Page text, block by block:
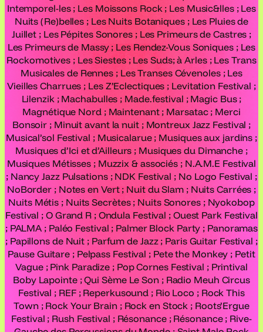
Intemporel-les ; Les Moissons Rock ; Les Music&lles ; Les
Nuits (Re)belles ; Les Nuits Botaniques ; Les Pluies de
Juillet ; Les Pépites Sonores ; Les Primeurs de Castres ;
Les Primeurs de Massy ; Les Rendez-Vous Soniques ; Les
Rockomotives ; Les Siestes ; Les Suds; à Arles ; Les Trans
Musicales de Rennes ; Les Transes Cévenoles ; Les
Vieilles Charrues ; Les Z’Eclectiques ; Levitation Festival ;
Lilenzik ; Machabulles ; Made.festival ; Magic Bus ;
Magnétique Nord ; Maintenant ; Marsatac ; Merci
Bonsoir ; Minuit avant la nuit ; Montreux Jazz Festival ;
Musical’sol Festival ; Musicalarue ; Musiques aux jardins ;
Musiques d’Ici et d’Ailleurs ; Musiques du Dimanche ;
Musiques Métisses ; Muzzix & associés ; N.A.M.E Festival
; Nancy Jazz Pulsations ; NDK Festival ; No Logo Festival ;
NoBorder ; Notes en Vert ; Nuit du Slam ; Nuits Carrées ;
Nuits Métis ; Nuits Secrètes ; Nuits Sonores ; Nyokobop
Festival ; O Grand R ; Ondula Festival ; Ouest Park Festival
; PALMA ; Paléo Festival ; Palmer Block Party ; Panoramas
; Papillons de Nuit ; Parfum de Jazz ; Paris Guitar Festival ;
Pause Guitare ; Pelpass Festival ; Pete the Monkey ; Petit
Vague ; Pink Paradize ; Pop Cornes Festival ; Printival
Boby Lapointe ; Qui Sème Le Son ; Radio Meuh Circus
Festival ; REF ; Reperkusound ; Rio Loco ; Rock This
Town ; Rock Your Brain ; Rock en Stock ; Roots’Ergue
Festival ; Rush Festival ; Résonance ; Résonance ; Rive-